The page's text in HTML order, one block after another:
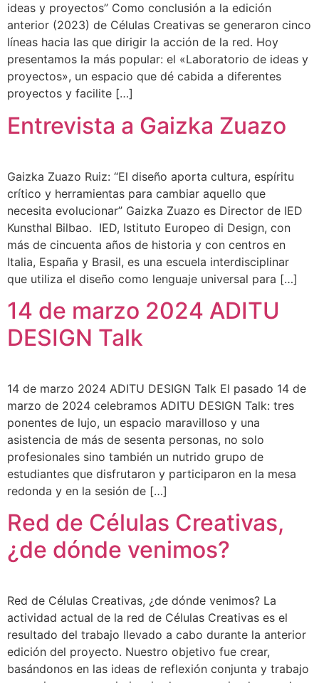
ideas y proyectos” Como conclusión a la edición
anterior (2023) de Células Creativas se generaron cinco
líneas hacia las que dirigir la acción de la red. Hoy
presentamos la más popular: el «Laboratorio de ideas y
proyectos», un espacio que dé cabida a diferentes
proyectos y facilite […]
Entrevista a Gaizka Zuazo
Gaizka Zuazo Ruiz: “El diseño aporta cultura, espíritu
crítico y herramientas para cambiar aquello que
necesita evolucionar” Gaizka Zuazo es Director de IED
Kunsthal Bilbao. IED, Istituto Europeo di Design, con
más de cincuenta años de historia y con centros en
Italia, España y Brasil, es una escuela interdisciplinar
que utiliza el diseño como lenguaje universal para […]
14 de marzo 2024 ADITU
DESIGN Talk
14 de marzo 2024 ADITU DESIGN Talk El pasado 14 de
marzo de 2024 celebramos ADITU DESIGN Talk: tres
ponentes de lujo, un espacio maravilloso y una
asistencia de más de sesenta personas, no solo
profesionales sino también un nutrido grupo de
estudiantes que disfrutaron y participaron en la mesa
redonda y en la sesión de […]
Red de Células Creativas,
¿de dónde venimos?
Red de Células Creativas, ¿de dónde venimos? La
actividad actual de la red de Células Creativas es el
resultado del trabajo llevado a cabo durante la anterior
edición del proyecto. Nuestro objetivo fue crear,
basándonos en las ideas de reflexión conjunta y trabajo